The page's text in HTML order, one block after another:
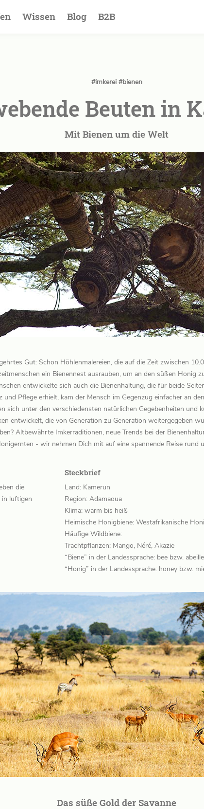
Wissen Blog B2B
#imkerei #bienen
Beuten in
Mit Bienen um die Welt
Gut: Schon Höhlenmalereien, die auf die Zeit zwischen
ein Bienennest ausrauben, um an den süßen Honig
entwickelte sich auch die Bienenhaltung, die für beide
und Pflege erhielt, kam der Mensch im Gegenzug einfacher an
sich unter den verschiedensten natürlichen Gegebenheiten und
entwickelt, die von Generation zu Generation weitergegeben
Altbewährte Imkerraditionen, neue Trends bei der
- wir nehmen Dich mit auf eine spannende Reise rund
die
in luftigen
Steckbrief
Land: Kamerun
Region: Adamaoua
Klima: warm bis heiß
Heimische Honigbiene: Westafrikanische
Häufige Wildbiene:
Trachtpflanzen: Mango, Néré, Akazie
“Biene” in der Landessprache: bee bzw. abeille
“Honig” in der Landessprache: honey bzw.
Das süße Gold der Savanne